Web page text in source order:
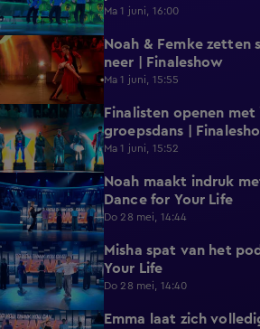
Ma 1 juni, 16:00
1:41
Noah & Femke
neer | Finaleshow
Ma 1 juni, 15:55
2:01
Finalisten openen
groepsdans |
Ma 1 juni, 15:52
0:37
Noah maakt indruk
Dance for Your Life
Do 28 mei, 14:44
0:31
Misha spat van het
Your Life
Do 28 mei, 14:40
0:35
Emma laat zich